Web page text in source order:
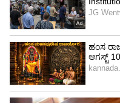
ಇಂಗ್ಲೆಂಡ್ ಕ್ರಿಕೆಟ್
ವೈಭವ್ ಸೂರ್ಯವಂಶಿ
ಮಂಡಳಿ ಹೆಚ್ಚು
ಮಾರಾಟವಾಗಲಿದೆ. ಟಿಕೆಟ್
ಕ್ರೀಡಾಂಗಣ ಫುಲ್